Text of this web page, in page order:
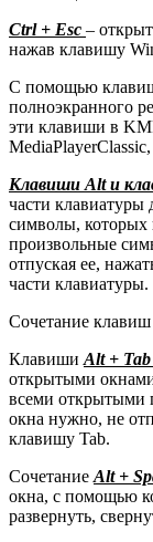
Ctrl + Esc –
нажав клавишу
С помощью
полноэкранного
эти клавиши в
Клавиши Alt и
части клавиатуры
символы, которых
произвольные
отпуская ее,
части клавиатуры.
Сочетание клавиш
Клавиши Alt + Tab
открытыми
всеми открытыми
окна нужно, не
клавишу Tab.
Сочетание Alt +
окна, с помощью
развернуть,